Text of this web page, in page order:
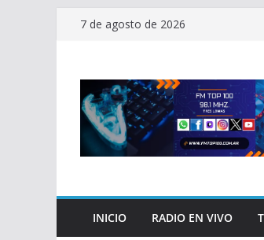
Saltar7 de agosto de 2026
INICIO RADIO EN VIVO